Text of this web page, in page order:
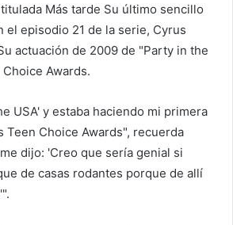
Más tarde Su último sencillo
el episodio 21 de la serie, Cyrus
actuación de 2009 de "Party in the
Awards.
USA' y estaba haciendo mi primera
Teen Choice Awards", recuerda
dijo: 'Creo que sería genial si
de casas rodantes porque de allí